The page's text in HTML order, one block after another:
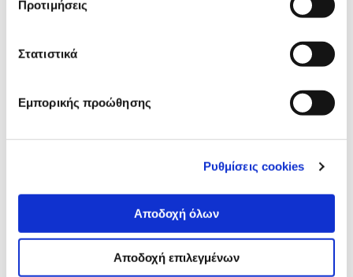
Προτιμήσεις
Στατιστικά
Εμπορικής προώθησης
Ρυθμίσεις cookies
Αποδοχή όλων
Αποδοχή επιλεγμένων
Χάρτης με τα rapid test στην Ελλάδα
Θανάσης Τρομπούκης
χώρα.